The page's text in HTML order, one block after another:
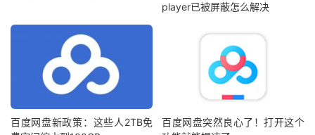
player已被屏蔽怎么解决
百度网盘新政策：这些人2TB免
百度网盘突然良心了！打开这个